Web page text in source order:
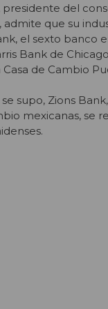
del
admite que su
el sexto banco
Bank de
de Cambio
supo, Zions
mexicanas, se